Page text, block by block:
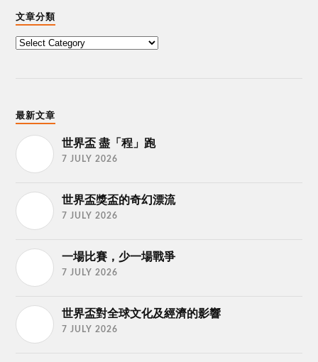
文章分類
最新文章
世界盃 盡「程」跑
7 JULY 2026
世界盃獎盃的奇幻漂流
7 JULY 2026
一場比賽，少一場戰爭
7 JULY 2026
世界盃對全球文化及經濟的影響
7 JULY 2026